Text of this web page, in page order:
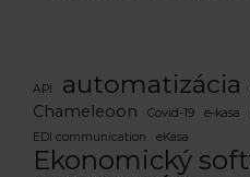
API automatizácia
Chameleoon Covid-19 e-kasa
EDI communication
eKasa
Ekonomický